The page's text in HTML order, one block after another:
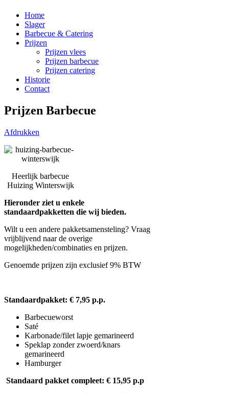
Home
Slager
Barbecue & Catering
Prijzen
Prijzen vlees
Prijzen barbecue
Prijzen catering
Historie
Contact
Prijzen Barbecue
Afdrukken
Heerlijk barbecue
Huizing Winterswijk
Hieronder ziet u enkele
standaardpakketten die wij bieden.
Wilt u een andere pakketsamensteling? Vraag
vrijblijvend naar de overige
mogelijkheden/combinaties en prijzen.
Genoemde prijzen zijn exclusief 9% BTW
Standaardpakket: € 7,95 p.p.
Barbecueworst
Saté
Karbonade/filet lapje gemarineerd
Speklap zonder zwoerd/knars
gemarineerd
Hamburger
Standaard pakket compleet: € 15,95 p.p